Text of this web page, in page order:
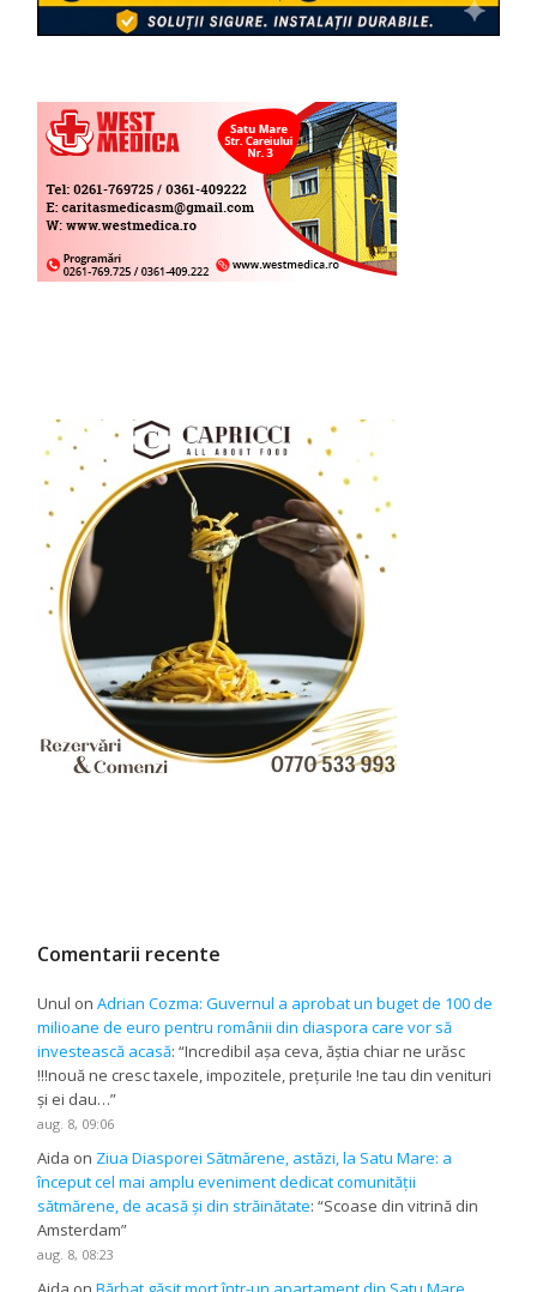
Comentarii recente
Unul onAdrian Cozma: Guvernul a aprobat un buget de 100 de
milioane de euro pentru românii din diaspora care vor să
investească acasă: “Incredibil așa ceva, ăștia chiar ne urăsc
!!!nouă ne cresc taxele, impozitele, prețurile !ne tau din venituri
și ei dau…”
aug. 8, 09:06
Aida on Ziua Diasporei Sătmărene, astăzi, la Satu Mare: a
început cel mai amplu eveniment dedicat comunității
sătmărene, de acasă și din străinătate: “Scoase din vitrină din
Amsterdam”
aug. 8, 08:23